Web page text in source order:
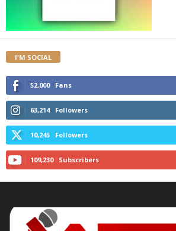
I'M SOCIAL
52,000 Fans
63,214 Followers
10,245 Followers
109,230 Subscribers